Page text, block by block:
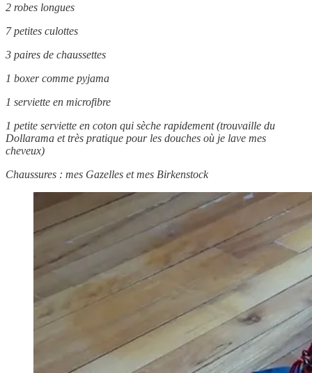
2 robes longues
7 petites culottes
3 paires de chaussettes
1 boxer comme pyjama
1 serviette en microfibre
1 petite serviette en coton qui sèche rapidement (trouvaille du
Dollarama et très pratique pour les douches où je lave mes
cheveux)
Chaussures : mes Gazelles et mes Birkenstock